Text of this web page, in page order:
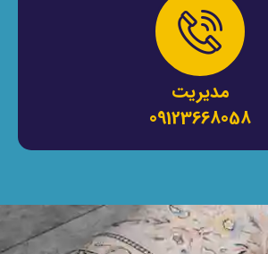
مدیریت
09123668058